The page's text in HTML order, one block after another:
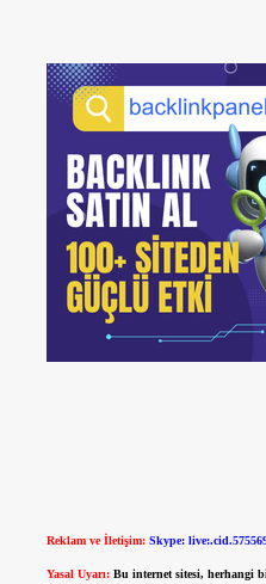
Reklam ve İletişim: Skype:
Yasal Uyarı: Bu internet sitesi, herhangi